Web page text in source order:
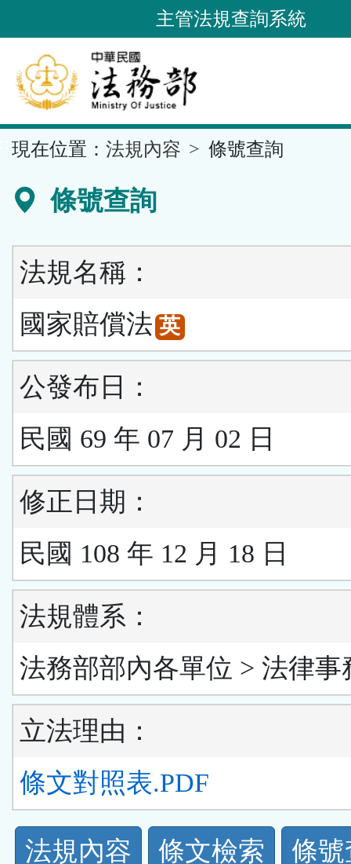
到
要
內
容
區
主管法規查詢系統
現在位置： 法規內容 條號查詢
條號查詢
法規名稱：
國家賠償法 英
公發布日：
民國 69 年 07 月 02 日
修正日期：
民國 108 年 12 月 18 日
法規體系：
法務部部內各單位 > 法律事
立法理由：
條文對照表.PDF
法
法規內容 條文檢索
條